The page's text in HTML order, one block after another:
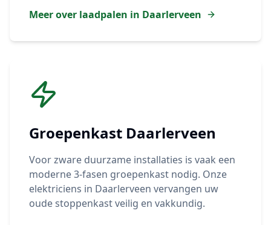
Meer over laadpalen in Daarlerveen
Groepenkast Daarlerveen
Voor zware duurzame installaties is vaak een
moderne 3-fasen groepenkast nodig. Onze
elektriciens in Daarlerveen vervangen uw
oude stoppenkast veilig en vakkundig.